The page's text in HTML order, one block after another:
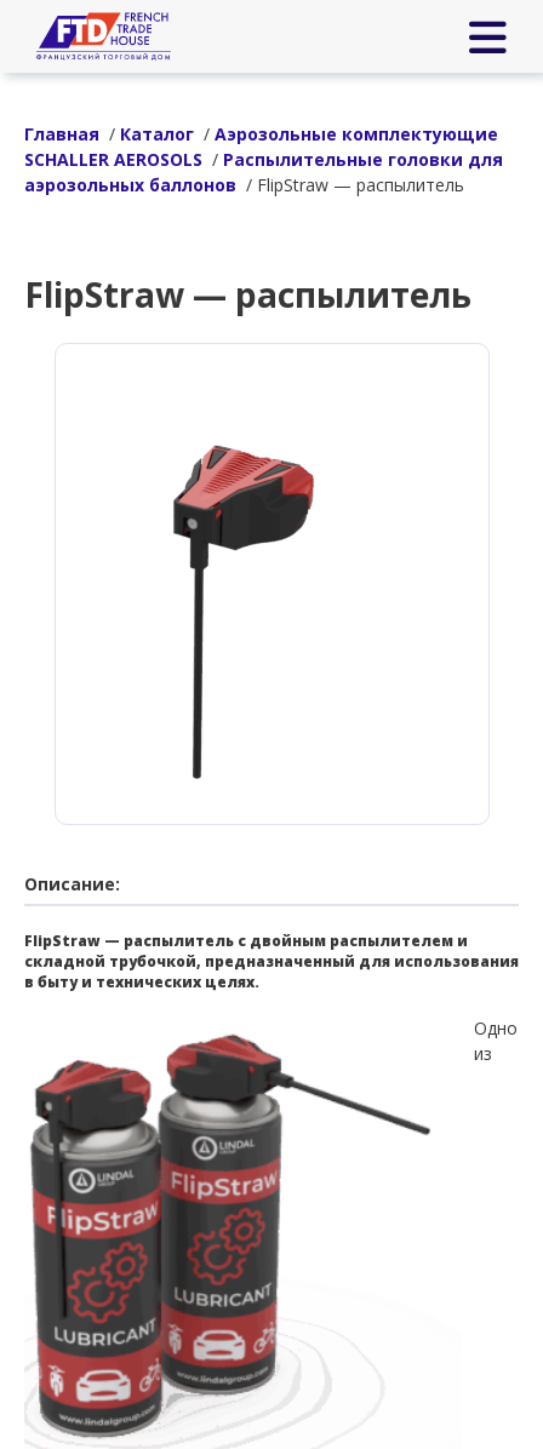
Главная / Каталог / Аэрозольные комплектующие
SCHALLER AEROSOLS / Распылительные головки для
аэрозольных баллонов / FlipStraw — распылитель
FlipStraw — распылитель
Описание:
FlipStraw — распылитель с двойным распылителем и
складной трубочкой, предназначенный для использования
в быту и технических целях.
Одно
из